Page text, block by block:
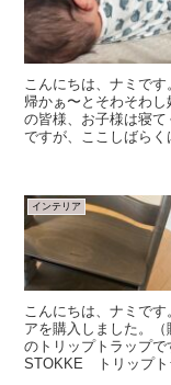
こんにちは、ナミで
帰かぁ〜とそわそわ
の皆様、お子様は寝
ですが、ここしばら
インテリア
こんにちは、ナミで
アを購入しました。
のトリップトラップで
STOKKE トリップト